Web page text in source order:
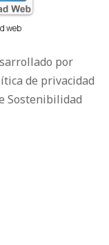
web
por
de privacidad
Sostenibilidad